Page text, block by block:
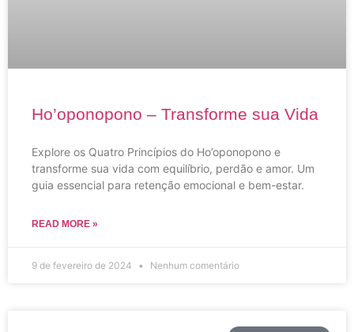
Ho’oponopono – Transforme sua Vida
Explore os Quatro Princípios do Ho’oponopono e
transforme sua vida com equilíbrio, perdão e amor. Um
guia essencial para retenção emocional e bem-estar.
READ MORE »
9 de fevereiro de 2024 Nenhum comentário